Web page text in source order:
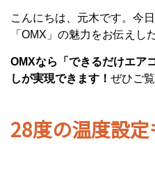
こんにちは、元木です。今
「OMX」の魅力をお伝えし
OMXなら「できるだけエア
しが実現できます！ ぜひご
28度の温度設定